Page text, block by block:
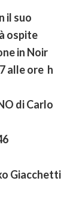
il suo
ospite
in Noir
alle ore h
di Carlo
Giacchetti